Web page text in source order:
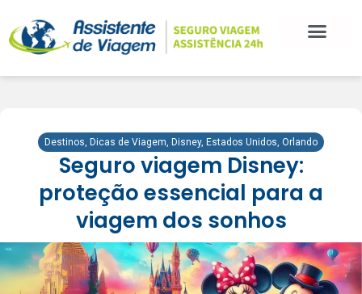
Destinos, Dicas de Viagem, Disney, Estados Unidos, Orlando
Seguro viagem Disney:
proteção essencial para a
viagem dos sonhos